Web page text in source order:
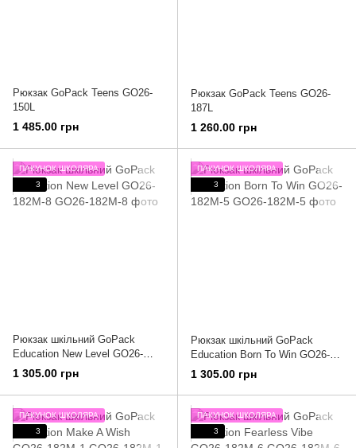
Рюкзак GoPack Teens GO26-
150L
1 485.00 грн
Рюкзак GoPack Teens GO26-
187L
1 260.00 грн
ПАКУНОК ШКОЛЯРА
3
Рюкзак шкільний GoPack
Education New Level GO26-
182M-8
1 305.00 грн
ПАКУНОК ШКОЛЯРА
3
Рюкзак шкільний GoPack
Education Born To Win GO26-
182M-5
1 305.00 грн
ПАКУНОК ШКОЛЯРА
3
ПАКУНОК ШКОЛЯРА
3